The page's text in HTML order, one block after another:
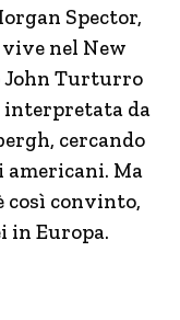
Spector,
nel New
John Turturro
interpretata da
cercando
americani. Ma
così convinto,
in Europa.